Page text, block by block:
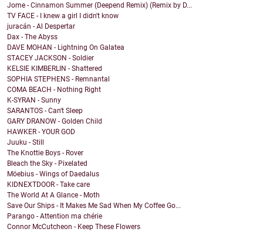
Jome - Cinnamon Summer (Deepend Remix) (Remix by D...
TV FACE - I knew a girl I didn't know
juracán - Al Despertar
Dax - The Abyss
DAVE MOHAN - Lightning On Galatea
STACEY JACKSON - Soldier
KELSIE KIMBERLIN - Shattered
SOPHIA STEPHENS - Remnantal
COMA BEACH - Nothing Right
K-SYRAN - Sunny
SARANTOS - Can't Sleep
GARY DRANOW - Golden Child
HAWKER - YOUR GOD
Juuku - Still
The Knottie Boys - Rover
Bleach the Sky - Pixelated
Möebius - Wings of Daedalus
KIDNEXTDOOR - Take care
The World At A Glance - Moth
Save Our Ships - It Makes Me Sad When My Coffee Go...
Parango - Attention ma chérie
Connor McCutcheon - Keep These Flowers